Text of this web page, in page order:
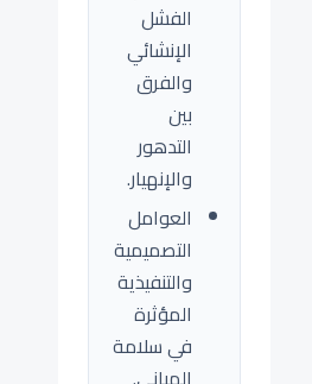
الفشل
الإنشائي
والفرق
بين
التدهور
والإنهيار.
العوامل
التصميمية
والتنفيذية
المؤثرة
في سلامة